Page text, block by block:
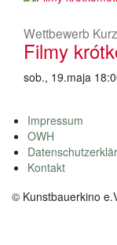
Wettbewerb
Filmy
sob., 19.maja
Impressum
OWH
Kontakt
© Kunstbauerkino